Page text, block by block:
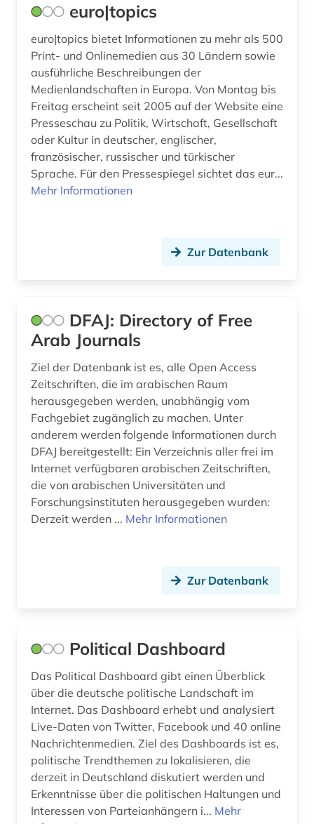
zeitschriftenaufsätze (2)
zeitschrifteninhaltsdienst (1)
zeitschriftenverzeichnis (2)
zeitschtift (1)
zeitung (18)
zeitungsartikel (1)
öffentliche verwaltung (1)
österreich (1)
euro|topics
euro|topics bietet Informationen zu mehr als 500
Print- und Onlinemedien aus 30 Ländern sowie
ausführliche Beschreibungen der
Medienlandschaften in Europa. Von Montag bis
Freitag erscheint seit 2005 auf der Website eine
Presseschau zu Politik, Wirtschaft, Gesellschaft
oder Kultur in deutscher, englischer,
französischer, russischer und türkischer
Sprache. Für den Pressespiegel sichtet das eur...
Mehr Informationen
Zur Datenbank
DFAJ: Directory of Free
Arab Journals
Ziel der Datenbank ist es, alle Open Access
Zeitschriften, die im arabischen Raum
herausgegeben werden, unabhängig vom
Fachgebiet zugänglich zu machen. Unter
anderem werden folgende Informationen durch
DFAJ bereitgestellt: Ein Verzeichnis aller frei im
Internet verfügbaren arabischen Zeitschriften,
die von arabischen Universitäten und
Forschungsinstituten herausgegeben wurden:
Derzeit werden ... Mehr Informationen
Zur Datenbank
Political Dashboard
Das Political Dashboard gibt einen Überblick
über die deutsche politische Landschaft im
Internet. Das Dashboard erhebt und analysiert
Live-Daten von Twitter, Facebook und 40 online
Nachrichtenmedien. Ziel des Dashboards ist es,
politische Trendthemen zu lokalisieren, die
derzeit in Deutschland diskutiert werden und
Erkenntnisse über die politischen Haltungen und
Interessen von Parteianhängern i... Mehr